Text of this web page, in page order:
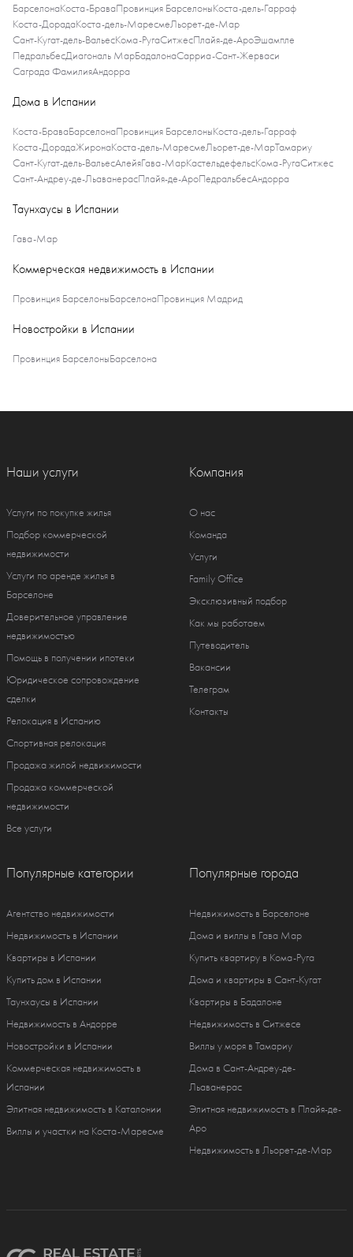
БарселонаКоста-БраваПровинция БарселоныКоста-дель-Гарраф
Коста-ДорадаКоста-дель-МаресмеЛьорет-де-Мар
Сант-Кугат-дель-ВальесКома-РугаСитжесПлайя-де-АроЭшампле
ПедральбесДиагональ МарБадалонаСарриа-Сант-Жерваси
Саграда ФамилияАндорра
Дома в Испании
Коста-БраваБарселонаПровинция БарселоныКоста-дель-Гарраф
Коста-ДорадаЖиронаКоста-дель-МаресмеЛьорет-де-МарТамариу
Сант-Кугат-дель-ВальесАлейяГава-МарКастельдефельсКома-РугаСитжес
Сант-Андреу-де-ЛьаванерасПлайя-де-АроПедральбесАндорра
Таунхаусы в Испании
Гава-Мар
Коммерческая недвижимость в Испании
Провинция БарселоныБарселонаПровинция Мадрид
Новостройки в Испании
Провинция БарселоныБарселона
Наши услуги
Услуги по покупке жилья
Подбор коммерческой
недвижимости
Услуги по аренде жилья в
Барселоне
Доверительное управление
недвижимостью
Помощь в получении ипотеки
Юридическое сопровождение
сделки
Релокация в Испанию
Спортивная релокация
Продажа жилой недвижимости
Продажа коммерческой
недвижимости
Все услуги
Компания
О нас
Команда
Услуги
Family Office
Эксклюзивный подбор
Как мы работаем
Путеводитель
Вакансии
Телеграм
Контакты
Популярные категории
Агентство недвижимости
Недвижимость в Испании
Квартиры в Испании
Купить дом в Испании
Таунхаусы в Испании
Недвижимость в Андорре
Новостройки в Испании
Коммерческая недвижимость в
Испании
Элитная недвижимость в Каталонии
Виллы и участки на Коста-Маресме
Популярные города
Недвижимость в Барселоне
Дома и виллы в Гава Мар
Купить квартиру в Кома-Руга
Дома и квартиры в Сант-Кугат
Квартиры в Бадалоне
Недвижимость в Ситжесе
Виллы у моря в Тамариу
Дома в Сант-Андреу-де-
Льаванерас
Элитная недвижимость в Плайя-де-
Аро
Недвижимость в Льорет-де-Мар